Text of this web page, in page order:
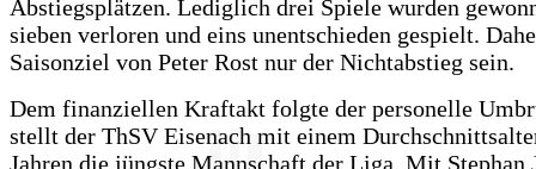
Abstiegsplätzen. Lediglich drei Spiele wurden
sieben verloren und eins unentschieden gespielt.
Saisonziel von Peter Rost nur der Nichtabstieg sein.
Dem finanziellen Kraftakt folgte der personelle
stellt der ThSV Eisenach mit einem
Jahren die jüngste Mannschaft der Liga. Mit Stephan